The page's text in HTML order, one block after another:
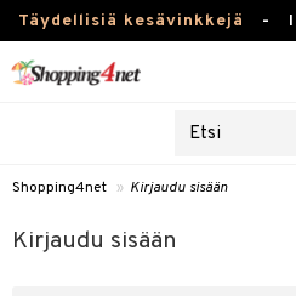
Täydellisiä kesävinkkejä -
Piilolinssit
Luontaistuotteet
Shopping4net » Kirjaudu sisään
Kirjaudu sisään
sisään